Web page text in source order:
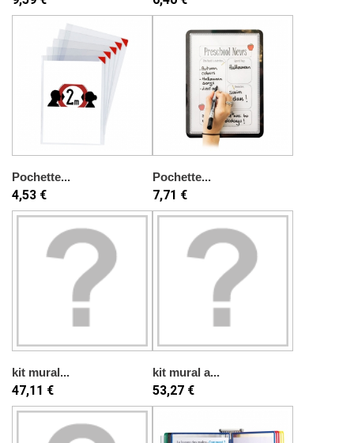
Pochette...
4,53 €
Pochette...
7,71 €
kit mural...
47,11 €
kit mural a...
53,27 €